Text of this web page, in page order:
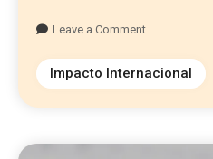
Leave a Comment
Impacto Internacional